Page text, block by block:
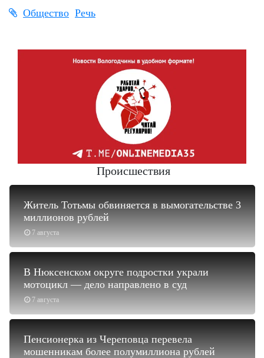
Общество Речь
Происшествия
7 августа
Житель Тотьмы обвиняется в вымогательстве 3
миллионов рублей
7 августа
В Нюксенском округе подростки украли
мотоцикл — дело направлено в суд
Пенсионерка из Череповца перевела
мошенникам более полумиллиона рублей